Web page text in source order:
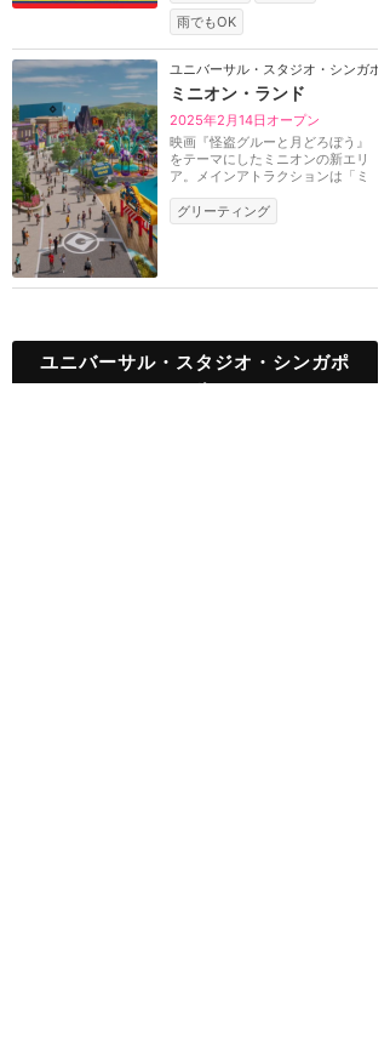
雨でもOK
ユニバーサル・スタジオ・シンガポ
ミニオン・ランド
2025年2月14日オープン
映画『怪盗グルーと月どろぼう』
をテーマにしたミニオンの新エリ
ア。メインアトラクションは「ミ
グリーティング
ユニバーサル・スタジオ・シンガポ
ール